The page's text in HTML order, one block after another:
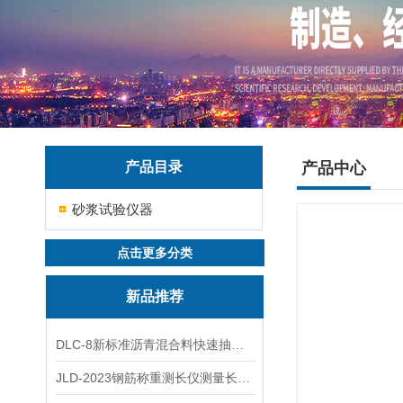
产品目录
砂浆试验仪器
点击更多分类
新品推荐
产品中心